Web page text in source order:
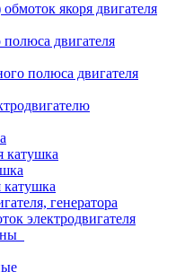
якоря двигателя
двигателя
полюса двигателя
катушка
генератора
электродвигателя